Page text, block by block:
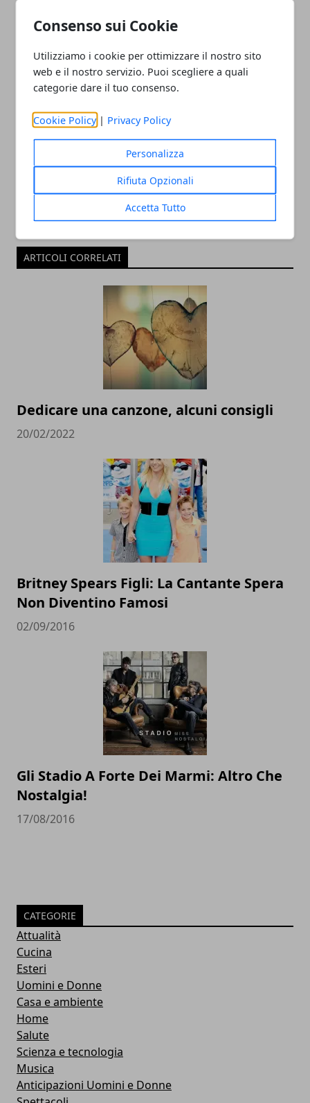
Consenso sui Cookie
Utilizziamo i cookie per ottimizzare il nostro sito
web e il nostro servizio. Puoi scegliere a quali
categorie dare il tuo consenso.
Cookie Policy | Privacy Policy
Personalizza
Rifiuta Opzionali
Accetta Tutto
Redazione
ARTICOLI CORRELATI
Dedicare una canzone, alcuni consigli
20/02/2022
Britney Spears Figli: La Cantante Spera
Non Diventino Famosi
02/09/2016
Gli Stadio A Forte Dei Marmi: Altro Che
Nostalgia!
17/08/2016
CATEGORIE
Attualità
Cucina
Esteri
Uomini e Donne
Casa e ambiente
Home
Salute
Scienza e tecnologia
Musica
Anticipazioni Uomini e Donne